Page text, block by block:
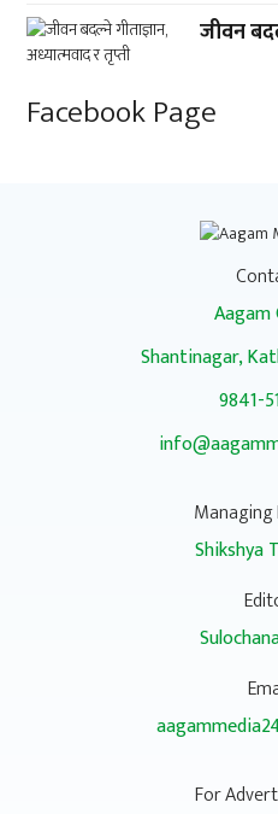
जीवन
Facebook Page
Aagam
Shantinagar,
9841-
Shikshya
For